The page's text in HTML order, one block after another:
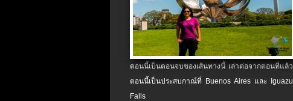
ตอนนี้เป็นตอนจบของเส้นทางนี้ เล่าต่อจากตอนที่แล้ว
ตอนนี้เป็นประสบกาณ์ที่ Buenos Aires และ Iguazu
Falls